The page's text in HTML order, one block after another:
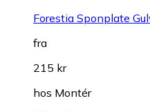
Forestia Sponplate
fra
215 kr
hos Montér